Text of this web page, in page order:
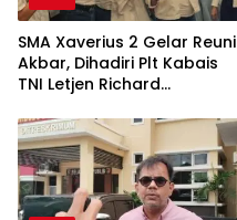
SMA Xaverius 2 Gelar Reuni
Akbar, Dihadiri Plt Kabais
TNI Letjen Richard